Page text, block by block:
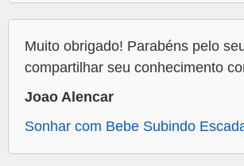
Muito obrigado! Parabéns pelo
compartilhar seu conhecimento
Joao Alencar
Sonhar com Bebe Subindo